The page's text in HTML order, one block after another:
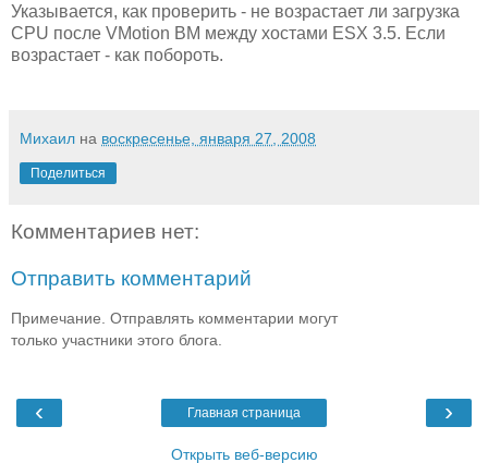
Указывается, как проверить - не возрастает ли загрузка
CPU после VMotion ВМ между хостами ESX 3.5. Если
возрастает - как побороть.
Михаил на воскресенье, января 27, 2008
Поделиться
Комментариев нет:
Отправить комментарий
Примечание. Отправлять комментарии могут
только участники этого блога.
‹ ›
Главная страница
Открыть веб-версию